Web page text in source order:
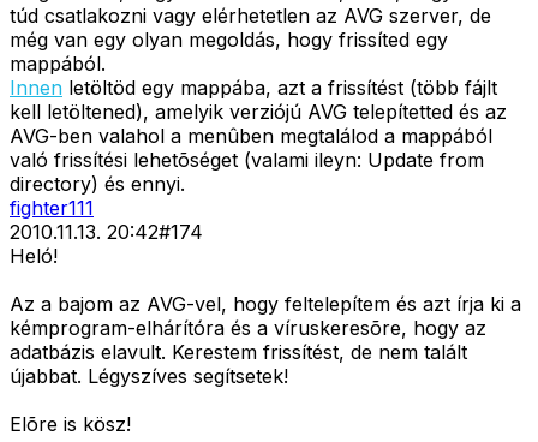
túd csatlakozni vagy elérhetetlen az AVG szerver, de
még van egy olyan megoldás, hogy frissíted egy
mappából.
Innen letöltöd egy mappába, azt a frissítést (több fájlt
kell letöltened), amelyik verziójú AVG telepítetted és az
AVG-ben valahol a menûben megtalálod a mappából
való frissítési lehetõséget (valami ileyn: Update from
directory) és ennyi.
fighter111
2010.11.13. 20:42#174
Heló!
Az a bajom az AVG-vel, hogy feltelepítem és azt írja ki a
kémprogram-elhárítóra és a víruskeresõre, hogy az
adatbázis elavult. Kerestem frissítést, de nem talált
újabbat. Légyszíves segítsetek!
Elõre is kösz!